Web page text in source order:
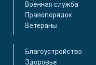
Военная служба
Правопорядок
Ветераны
Благоустройство
Здоровье